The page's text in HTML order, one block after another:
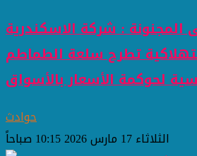
: شركة الاسكندرية
تطرح سلعة الطماطم
لحوكمة الأسعار بالأسواق
حوادث
الثلاثاء 17 مارس 2026 10:15 صباحاً